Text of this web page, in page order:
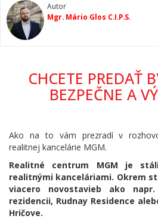
Autor
Mgr. Mário Glos C.I.P.S.
CHCETE PREDAŤ
BEZPEČNE A
Ako na to vám prezradí v
realitnej kancelárie MGM.
Realitné centrum MGM je
realitnými kanceláriami. Okrem
viacero novostavieb ako
rezidencii, Rudnay Residence
Hričove.